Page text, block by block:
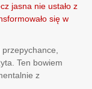
jasna nie ustało z
się w
Ten bowiem
z